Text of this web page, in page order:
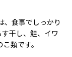
、食事でしっかり
干し、鮭、イワ
類です。